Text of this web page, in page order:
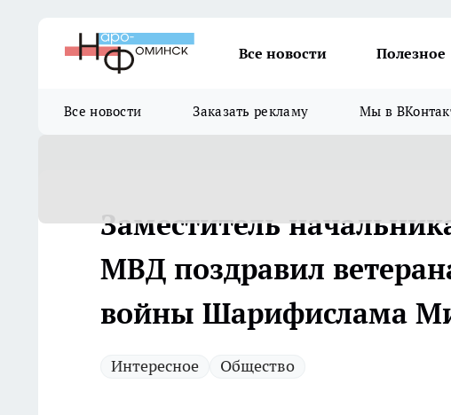
Все новости Полезное
Все новости Заказать рекламу Мы в
Заместитель
МВД поздравил
войны Шарифислама
Интересное Общество